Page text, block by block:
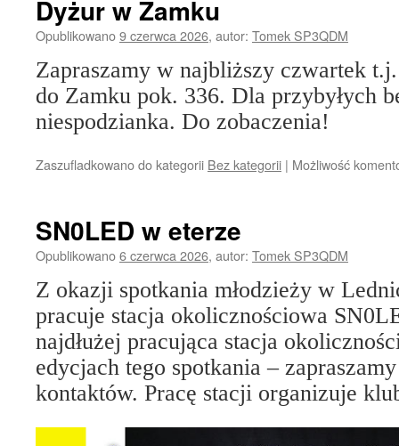
Dyżur w Zamku
Opublikowano9 czerwca 2026, autor: Tomek SP3QDM
Zapraszamy w najbliższy czwartek
do Zamku pok. 336. Dla przybyłych
niespodzianka. Do zobaczenia!
Zaszufladkowano do kategorii Bez kategorii | Możliwość
SN0LED w eterze
Opublikowano6 czerwca 2026, autor: Tomek SP3QDM
Z okazji spotkania młodzieży w
pracuje stacja okolicznościowa
najdłużej pracująca stacja
edycjach tego spotkania –
kontaktów. Pracę stacji organizuje